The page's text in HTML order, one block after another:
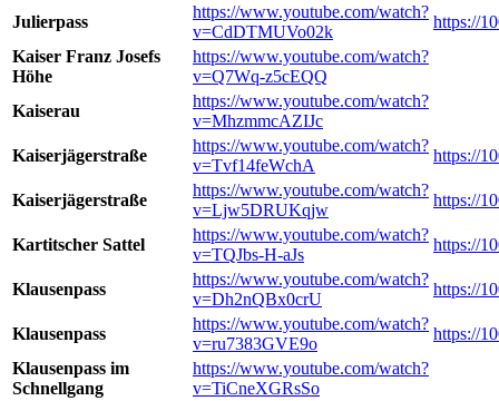
Julierpass
https://www.youtube.com/watch?
v=CdDTMUVo02k
https://
Kaiser Franz Josefs
Höhe
https://www.youtube.com/watch?
v=Q7Wq-z5cEQQ
Kaiserau
https://www.youtube.com/watch?
v=MhzmmcAZIJc
Kaiserjägerstraße
https://www.youtube.com/watch?
v=Tvf14feWchA
https://
Kaiserjägerstraße
https://www.youtube.com/watch?
v=Ljw5DRUKqjw
https://
Kartitscher Sattel
https://www.youtube.com/watch?
v=TQJbs-H-aJs
https://
Klausenpass
https://www.youtube.com/watch?
v=Dh2nQBx0crU
https://
Klausenpass
https://www.youtube.com/watch?
v=ru7383GVE9o
https://
Klausenpass im
Schnellgang
https://www.youtube.com/watch?
v=TiCneXGRsSo